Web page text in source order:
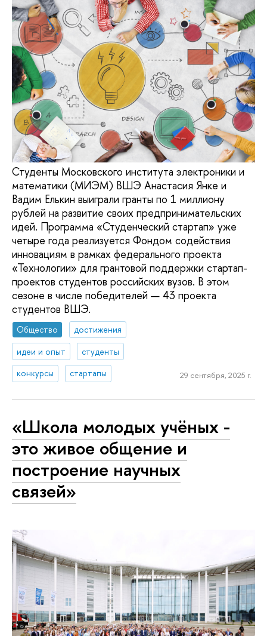
Студенты Московского института электроники и
математики (МИЭМ) ВШЭ Анастасия Янке и
Вадим Елькин выиграли гранты по 1 миллиону
рублей на развитие своих предпринимательских
идей. Программа «Студенческий стартап» уже
четыре года реализуется Фондом содействия
инновациям в рамках федерального проекта
«Технологии» для грантовой поддержки стартап-
проектов студентов российских вузов. В этом
сезоне в числе победителей — 43 проекта
студентов ВШЭ.
Общество
достижения
идеи и опыт
студенты
конкурсы
стартапы 29 сентября, 2025 г.
«Школа молодых учëных -
это живое общение и
построение научных
связей»